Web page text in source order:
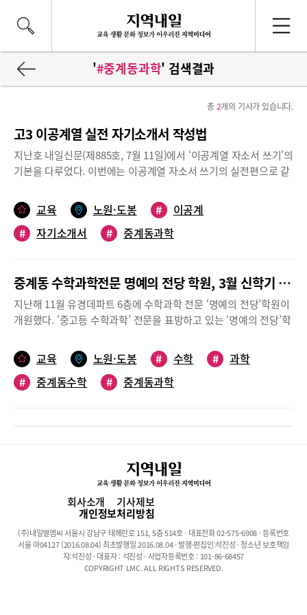
'#중계동과학' 검색결과
총2개의 기사가 있습니다.
고3 이공계열 실전 자기소개서 작성법
지난호 내일신문(제885호, 7월 11일)에서 ‘이공계열 자소서 쓰기’의
기본을 다루었다. 이번에는 이공계열 자소서 쓰기의 실전편으로 같
과 (첨삭 후)로 비교하고자 한다. 이 글에서 소개하는 자소서 예시는
전부 필자의 창작임을 밝힌다.1번 문항 - 고등학교 재학기간 중 학
업에 기울인 노력과 학습 경험을 통해, 배우고 느낀점을 중심으로
정 과목 성적이 하락하여 공부방법을 바꾸고 그 결과 성적이 향상되
었다는 식이다. 성적향상에 대한 내용은 학생부에 이미 드러나기 때
문에 자소서에 쓸 필요가 없다. 오히려 스스로 더 깊이 공부하면서
얻어낸 사실을 써야 한다.(첨삭 전)2학년 1학기 중간고사에서 물리
여 다양한 문제풀이를 하고, 오답노트를 작성하는 등 열심히 노력하
여 2학기 물리 성적을 향상시킬 수 있었습니다.(첨삭 후)그동안 물
리와 수학은 별개의 과목이라고 생각하였습니다. 물리 선생님의 권
데이 법칙을 해석해 보았습니다. 간단한 수학적 원리로 복잡하게만
보이던 물리 공식이 쉽게 느껴졌습니다.2번 문항 - 고등학교 재학기
간 중 본인이 의미를 두고 노력했던 교내 활동(3개 이내)을 통해 배
우고 느낀점을 중심으로 기술해 주시기 바랍니다. 단, 교외 활동 중
학교장의 허락을 받고 참여한 활동은 포함됩니다. (띄어쓰기 포함
1,500자 이내)교내 활동에서 협업한 내용이 드러나도록 쓰길 권한
다. 자율활동, 동아리활동, 교과활동 등 다양한 소재에서 자신의 역
교육 노원·도봉 #
이공계
#
자기소개서 # 중계동과학
중계동 수학과학전문 명예의 전당 학원, 3월 신학기 개강
지난해 11월 유경데파트 6층에 수학과학 전문 ‘명예의 전당’학원이
개원했다. ‘중고등 수학과학’ 전문을 표방하고 있는 ‘명예의 전당’학
권 대학 합격자를 배출해 온 유철문 수학학원의 유철문 원장과 강남
등 사교육 현장에서 25여년의 경력을 쌓으며 의대 및 이공계 입시
성공의 신화를 써온 박상용 과학 원장이 함께하면서 새로운 돌풍을
예의 전당 학원에서는 신학기를 맞아 수학과학 모든 강의를 무료수
강 후 등록할 기회를 마련하고, 등록 학생의 경우 학습능력 분석을
위해 수학불안검사, 학습귀인검사, 학습인지 검사를 실시한다. 이는
학원 강사진들의 수업에 대한 자신감의 표현이라고 할 수 있다.▶
수학문제로 인한 걱정과 불안에 대한 검사를 실시하고 분석해준다.
수학불안 증세는 오래 방치하면 초등부터 모든 수학학습 과정에서
학습방해 뿐만 아니라 성적 하락의 원인이 된다. 명예의 전당 학원
교육 노원·도봉 # 수학 #
과학
#
중계동수학 # 중계동과학
회사소개 기사제보
개인정보처리방침
(주)내일엘엠씨 서울시 강남구 테헤란로 151, 5층 514호 · 대표전화 02-575-6908 · 등록번호
서울 아04127 (2016.08.04) 최초발행일 2016.08.04 · 발행·편집인:석진성 · 청소년 보호책임
자:석진성 · 대표자 : 석진성 · 사업자등록번호 : 101-86-68457
COPYRIGHT LMC. ALL RIGHTS RESERVED.